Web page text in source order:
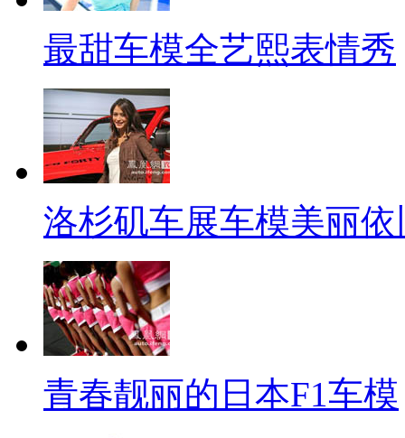
最甜车模全艺熙表情秀
洛杉矶车展车模美丽依
青春靓丽的日本F1车模